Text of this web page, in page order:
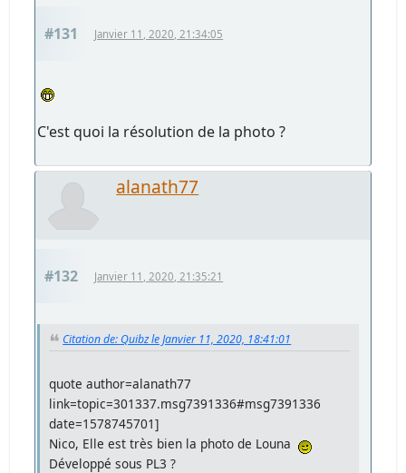
#131 Janvier 11, 2020, 21:34:05
C'est quoi la résolution de la photo ?
alanath77
#132 Janvier 11, 2020, 21:35:21
Citation de: Quibz le Janvier 11, 2020, 18:41:01
quote author=alanath77
link=topic=301337.msg7391336#msg7391336
date=1578745701]
Nico, Elle est très bien la photo de Louna
Développé sous PL3 ?